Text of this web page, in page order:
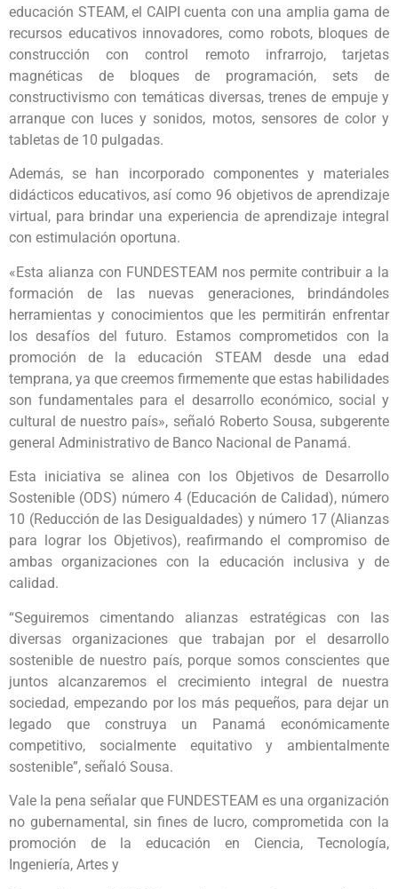
educación STEAM, el CAIPI cuenta con una amplia gama de
recursos educativos innovadores, como robots, bloques de
construcción con control remoto infrarrojo, tarjetas
magnéticas de bloques de programación, sets de
constructivismo con temáticas diversas, trenes de empuje y
arranque con luces y sonidos, motos, sensores de color y
tabletas de 10 pulgadas.
Además, se han incorporado componentes y materiales
didácticos educativos, así como 96 objetivos de aprendizaje
virtual, para brindar una experiencia de aprendizaje integral
con estimulación oportuna.
«Esta alianza con FUNDESTEAM nos permite contribuir a la
formación de las nuevas generaciones, brindándoles
herramientas y conocimientos que les permitirán enfrentar
los desafíos del futuro. Estamos comprometidos con la
promoción de la educación STEAM desde una edad
temprana, ya que creemos firmemente que estas habilidades
son fundamentales para el desarrollo económico, social y
cultural de nuestro país», señaló Roberto Sousa, subgerente
general Administrativo de Banco Nacional de Panamá.
Esta iniciativa se alinea con los Objetivos de Desarrollo
Sostenible (ODS) número 4 (Educación de Calidad), número
10 (Reducción de las Desigualdades) y número 17 (Alianzas
para lograr los Objetivos), reafirmando el compromiso de
ambas organizaciones con la educación inclusiva y de
calidad.
“Seguiremos cimentando alianzas estratégicas con las
diversas organizaciones que trabajan por el desarrollo
sostenible de nuestro país, porque somos conscientes que
juntos alcanzaremos el crecimiento integral de nuestra
sociedad, empezando por los más pequeños, para dejar un
legado que construya un Panamá económicamente
competitivo, socialmente equitativo y ambientalmente
sostenible”, señaló Sousa.
Vale la pena señalar que FUNDESTEAM es una organización
no gubernamental, sin fines de lucro, comprometida con la
promoción de la educación en Ciencia, Tecnología,
Ingeniería, Artes y